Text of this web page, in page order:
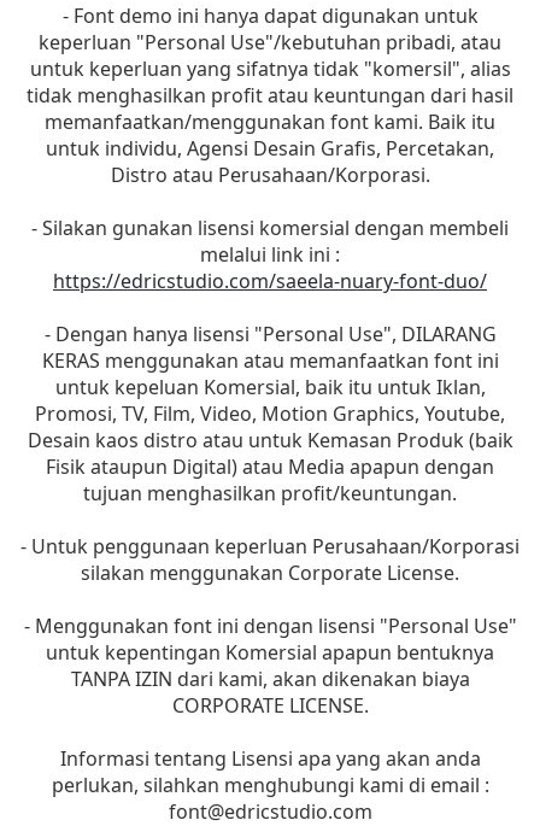
- Font demo ini hanya dapat digunakan untuk
keperluan "Personal Use"/kebutuhan pribadi, atau
untuk keperluan yang sifatnya tidak "komersil", alias
tidak menghasilkan profit atau keuntungan dari hasil
memanfaatkan/menggunakan font kami. Baik itu
untuk individu, Agensi Desain Grafis, Percetakan,
Distro atau Perusahaan/Korporasi.
- Silakan gunakan lisensi komersial dengan membeli
melalui link ini :
https://edricstudio.com/saeela-nuary-font-duo/
- Dengan hanya lisensi "Personal Use", DILARANG
KERAS menggunakan atau memanfaatkan font ini
untuk kepeluan Komersial, baik itu untuk Iklan,
Promosi, TV, Film, Video, Motion Graphics, Youtube,
Desain kaos distro atau untuk Kemasan Produk (baik
Fisik ataupun Digital) atau Media apapun dengan
tujuan menghasilkan profit/keuntungan.
- Untuk penggunaan keperluan Perusahaan/Korporasi
silakan menggunakan Corporate License.
- Menggunakan font ini dengan lisensi "Personal Use"
untuk kepentingan Komersial apapun bentuknya
TANPA IZIN dari kami, akan dikenakan biaya
CORPORATE LICENSE.
Informasi tentang Lisensi apa yang akan anda
perlukan, silahkan menghubungi kami di email :
font@edricstudio.com